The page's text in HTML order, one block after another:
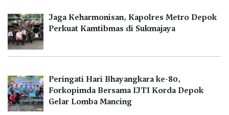
Jaga Keharmonisan, Kapolres Metro Depok
Perkuat Kamtibmas di Sukmajaya
Peringati Hari Bhayangkara ke-80,
Forkopimda Bersama IJTI Korda Depok
Gelar Lomba Mancing